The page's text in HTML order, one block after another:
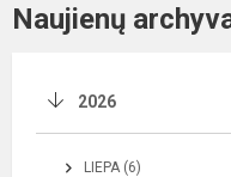
Naujienų
2026
LIEPA (6)